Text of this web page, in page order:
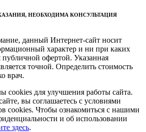
НЕОБХОДИМА КОНСУЛЬТАЦИЯ
данный Интернет-сайт носит
характер и ни при каких
публичной офертой. Указанная
точной. Определить стоимость
врач.
cookies для улучшения работы сайта.
вы соглашаетесь с условиями
cookies. Чтобы ознакомиться с нашими
и об использовании
здесь.